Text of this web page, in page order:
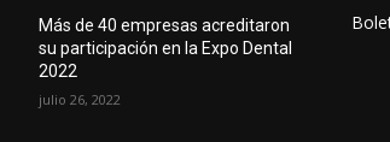
Más de 40 empresas acreditaron
su participación en la Expo Dental
2022
julio 26, 2022